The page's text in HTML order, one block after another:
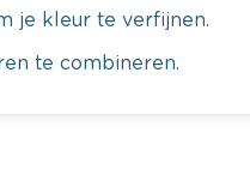
je kleur te verfijnen.
te combineren.